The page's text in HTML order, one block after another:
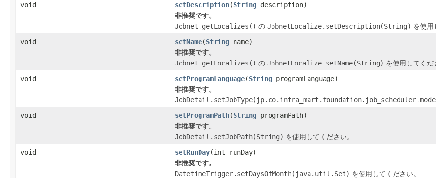
void
setDescription(String description)
非推奨です。
Jobnet.getLocalizes() の JobnetLocalize.setDescription(String) を使用
void
setName(String name)
非推奨です。
Jobnet.getLocalizes() の JobnetLocalize.setName(String) を使用してくだ
void
setProgramLanguage(String programLanguage)
非推奨です。
void
setProgramPath(String programPath)
非推奨です。
JobDetail.setJobPath(String) を使用してください。
void
setRunDay(int runDay)
非推奨です。
DatetimeTrigger.setDaysOfMonth(java.util.Set) を使用してください。